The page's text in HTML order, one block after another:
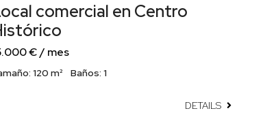
comercial en Centro
€ / mes
120 m² Baños: 1
DETAILS